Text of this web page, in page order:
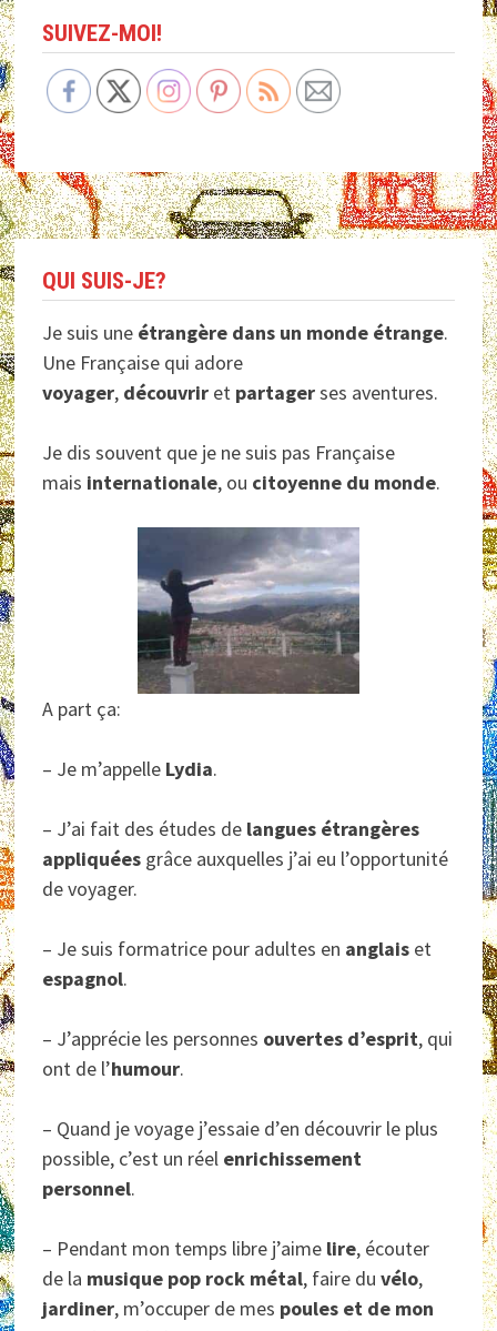
SUIVEZ-MOI!
QUI SUIS-JE?
Je suis une étrangère dans un monde étrange.
Une Française qui adore
voyager, découvrir et partagerses aventures.
Je dis souvent que je ne suis pas Française
mais internationale, ou citoyenne du monde.
A part ça:
– Je m’appelle Lydia.
– J’ai fait des études de langues étrangères
appliquées grâce auxquelles j’ai eu l’opportunité
de voyager.
– Je suis formatrice pour adultes en anglais et
espagnol.
– J’apprécie les personnes ouvertes d’esprit, qui
ont de l’humour.
– Quand je voyage j’essaie d’en découvrir le plus
possible, c’est un réel enrichissement
personnel.
– Pendant mon temps libre j’aime lire, écouter
de la musique pop rock métal, faire duvélo,
jardiner, m’occuper de mes poules et de mon